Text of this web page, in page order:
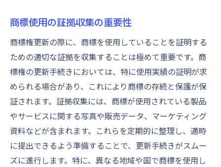
社内体制の整備と責任者の指名
更新手続きの定期的なレビューの重要性
更新期限前の準備に必要なステップ
法改正に応じた更新手続きの見直し
専門家に聞く商標更新の最新情報とは
弁理士が語る商標更新のポイント
商標更新における国際的トレンド
業界別商標更新のベストプラクティス
商標使用の証拠収集の重要性
商標権更新の際に、商標を使用していることを証明する
ための適切な証拠を収集することは極めて重要です。商
標権の更新手続きにおいては、特に使用実績の証明が求
められる場合があり、これにより商標の存続と保護が保
証されます。証拠収集には、商標が使用されている製品
やサービスに関する写真や販売データ、マーケティング
資料などが含まれます。これらを定期的に整理し、適時
に提出できるよう準備することで、更新手続きがスムー
ズに進行します。特に、異なる地域や国で商標を使用し